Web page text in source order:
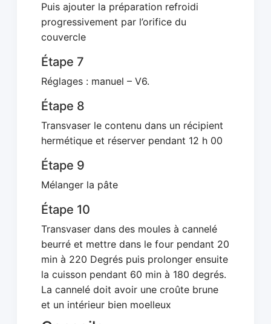
Puis ajouter la préparation refroidi
progressivement par l’orifice du
couvercle
Étape 7
Réglages : manuel – V6.
Étape 8
Transvaser le contenu dans un récipient
hermétique et réserver pendant 12 h 00
Étape 9
Mélanger la pâte
Étape 10
Transvaser dans des moules à cannelé
beurré et mettre dans le four pendant 20
min à 220 Degrés puis prolonger ensuite
la cuisson pendant 60 min à 180 degrés.
La cannelé doit avoir une croûte brune
et un intérieur bien moelleux